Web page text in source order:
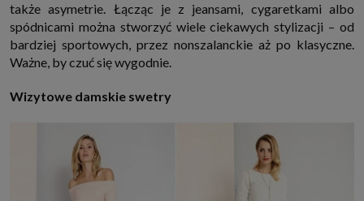
także asymetrie. Łącząc je z jeansami, cygaretkami albo
spódnicami można stworzyć wiele ciekawych stylizacji – od
bardziej sportowych, przez nonszalanckie aż po klasyczne.
Ważne, by czuć się wygodnie.
Wizytowe damskie swetry